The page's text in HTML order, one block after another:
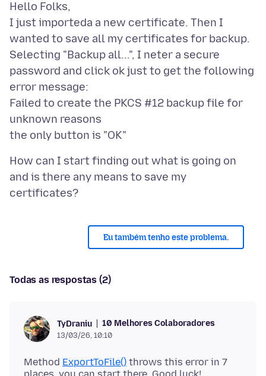
Hello Folks,
I just importeda a new certificate. Then I
wanted to save all my certificates for backup.
Selecting "Backup all...", I neter a secure
password and click ok just to get the following
error message:
Failed to create the PKCS #12 backup file for
unknown reasons
How can I start finding out what is going on
and is there any means to save my
Eu também tenho este problema.
Todas as respostas (2)
TyDraniu 10 Melhores Colaboradores
13/03/26, 10:10
Method ExportToFile() throws this error in 7